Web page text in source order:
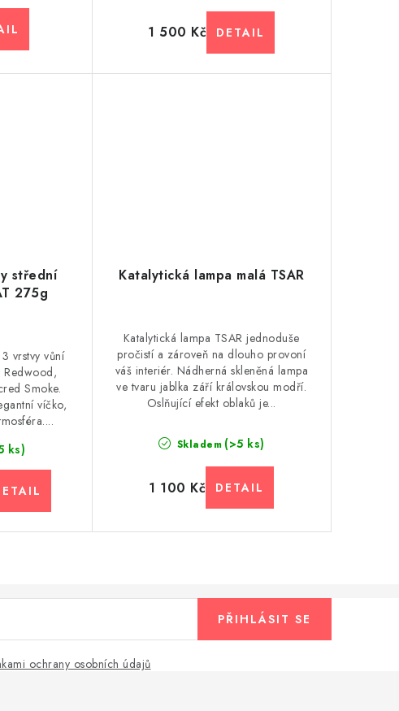
1 500 Kč
střední
275g
ks)
vrstvy vůní
Redwood,
Smoke.
víčko,
Katalytická lampa malá TSAR
Skladem (>5 ks)
1 100 Kč
Katalytická lampa TSAR jednoduše
pročistí a zároveň na dlouho provoní
váš interiér. Nádherná skleněná lampa
ve tvaru jablka září královskou modří.
Oslňující efekt oblaků je...
ochrany osobních údajů
PŘIHLÁSIT SE